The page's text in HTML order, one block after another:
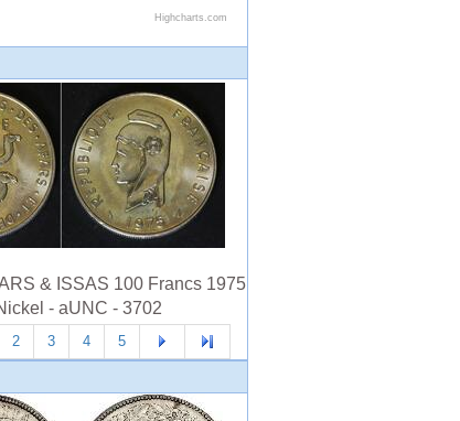
& ISSAS 100 Francs 1975
- aUNC - 3702
2 3 4 5